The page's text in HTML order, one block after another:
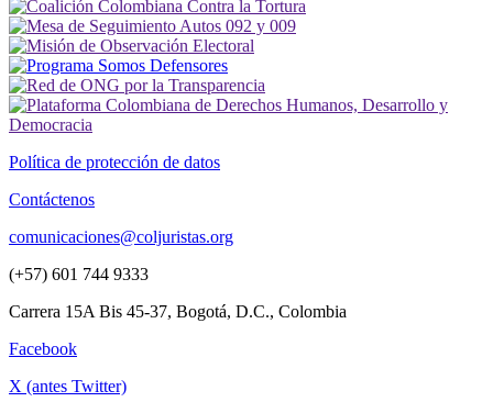
Política de protección de datos
Contáctenos
comunicaciones@coljuristas.org
(+57) 601 744 9333
Carrera 15A Bis 45-37, Bogotá, D.C., Colombia
Facebook
X (antes Twitter)